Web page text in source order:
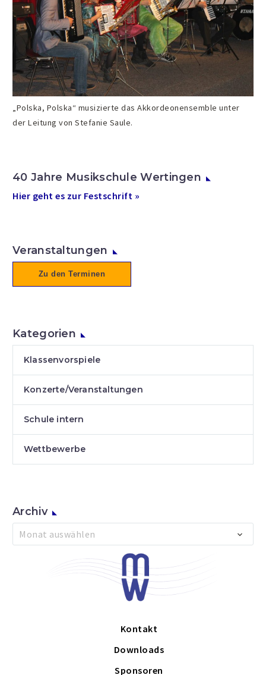
„Polska, Polska“ musizierte das Akkordeonensemble unter
der Leitung von Stefanie Saule.
40 Jahre Musikschule Wertingen
Hier geht es zur Festschrift »
Veranstaltungen
Zu den Terminen
Kategorien
Klassenvorspiele
Konzerte/Veranstaltungen
Schule intern
Wettbewerbe
Archiv
Archiv
Monat auswählen
Kontakt
Downloads
Sponsoren